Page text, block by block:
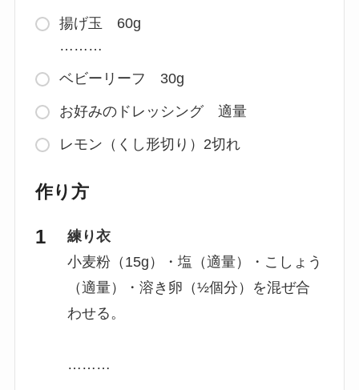
揚げ玉 60g
………
ベビーリーフ 30g
お好みのドレッシング 適量
レモン（くし形切り）2切れ
作り方
練り衣
小麦粉（15g）・塩（適量）・こしょう
（適量）・溶き卵（½個分）を混ぜ合
わせる。
………